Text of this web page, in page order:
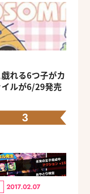
れる6つ子がカ
ルが6/29発売
3
2017.02.07